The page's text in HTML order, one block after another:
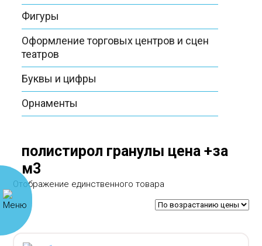
полистирол гранулы цена +за
м3
Отображение единственного товара
Фигуры
Оформление торговых центров и сцен
театров
Буквы и цифры
Орнаменты